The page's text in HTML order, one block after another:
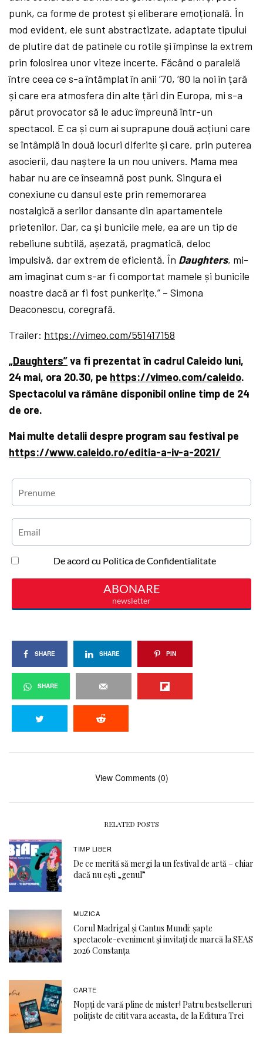
punk, ca forme de protest și eliberare emoțională. În
mod evident, ele sunt abstractizate, adaptate tipului
de plutire dat de patinele cu rotile și împinse la extrem
prin folosirea unor viteze incerte. Făcând o paralelă
între ceea ce s-a întâmplat în anii ‘70, ‘80 la noi în țară
și care era atmosfera din alte țări din Europa, mi s-a
părut provocator să le aduc împreună într-un
spectacol. E ca și cum ai suprapune două acțiuni care
se întâmplă în două locuri diferite și care, prin puterea
asocierii, dau naștere la un nou univers. Mama mea
habar nu are ce înseamnă post punk. Singura ei
conexiune cu dansul este prin rememorarea
nostalgică a serilor dansante din apartamentele
prietenilor. Dar, ca și bunicile mele, ea are un tip de
rebeliune subtilă, așezată, pragmatică, deloc
impulsivă, dar extrem de eficientă. În Daughters, mi-
am imaginat cum s-ar fi comportat mamele și bunicile
noastre dacă ar fi fost punkerițe.” – Simona
Deaconescu, coregrafă.
Trailer: https://vimeo.com/551417158
„Daughters”va fi prezentat în cadrul Caleido luni,
24 mai, ora 20.30, pe https://vimeo.com/caleido.
Spectacolul va rămâne disponibil online timp de 24
de ore.
Mai multe detalii despre program sau festival pe
https://www.caleido.ro/editia-a-iv-a-2021/
SHARE SHARE PIN
SHARE
View Comments (0)
RELATED POSTS
TIMP LIBER
De ce merită să mergi la un festival de artă – chiar
dacă nu ești „genul”
MUZICA
Corul Madrigal și Cantus Mundi: șapte
spectacole-eveniment și invitați de marcă la SEAS
2026 Constanța
CARTE
Nopți de vară pline de mister! Patru bestselleruri
polițiste de citit vara aceasta, de la Editura Trei